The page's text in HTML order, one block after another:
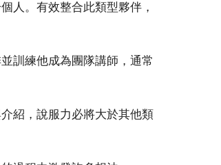
人。有效整合此類型夥伴，
訓練他成為團隊講師，通常
紹，說服力必將大於其他類